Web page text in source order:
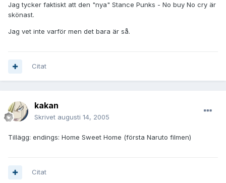
Jag tycker faktiskt att den "nya" Stance Punks - No buy No cry är
skönast.
Jag vet inte varför men det bara är så.
Citat
kakan
Skrivet augusti 14, 2005
Tillägg: endings: Home Sweet Home (första Naruto filmen)
Citat